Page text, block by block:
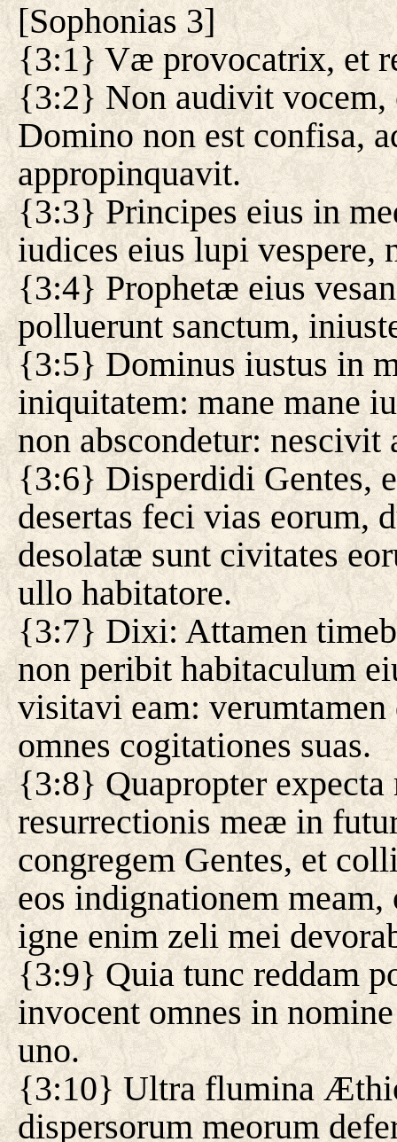
[Sophonias 3]
{3:1} Væ provocatrix, et
{3:2} Non audivit vocem,
Domino non est confisa,
appropinquavit.
{3:3} Principes eius in
iudices eius lupi vespere,
{3:4} Prophetæ eius
polluerunt sanctum,
{3:5} Dominus iustus in
iniquitatem: mane mane
non abscondetur:
{3:6} Disperdidi Gentes,
desertas feci vias eorum,
desolatæ sunt civitates
ullo habitatore.
{3:7} Dixi: Attamen
non peribit habitaculum
visitavi eam:
omnes cogitationes suas.
{3:8} Quapropter
resurrectionis meæ in
congregem Gentes, et
eos indignationem
igne enim zeli mei
{3:9} Quia tunc reddam
invocent omnes in
uno.
{3:10} Ultra flumina
dispersorum meorum